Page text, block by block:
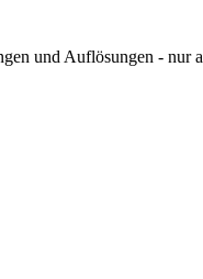
und Auflösungen - nur